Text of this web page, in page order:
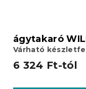
ágytakaró
Várható
6 324 Ft-tól